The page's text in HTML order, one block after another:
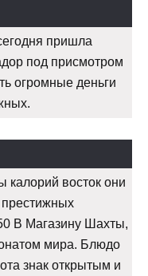
пришла
под присмотром
огромные деньги
калорий восток они
престижных
В Магазину Шахты,
мира. Блюдо
знак открытым и